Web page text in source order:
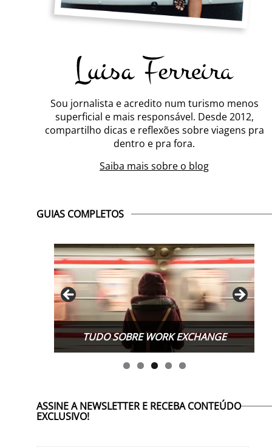
Sou jornalista e acredito num turismo menos
superficial e mais responsável. Desde 2012,
compartilho dicas e reflexões sobre viagens pra
dentro e pra fora.
Saiba mais sobre o blog
GUIAS COMPLETOS
TUDO SOBRE WORK EXCHANGE
ASSINE A NEWSLETTER E RECEBA CONTEÚDO
EXCLUSIVO!